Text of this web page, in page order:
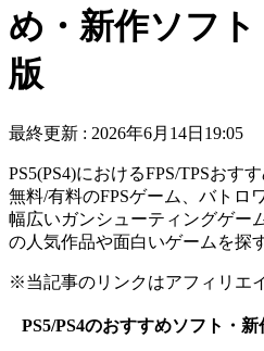
め・新作ソフト
版
最終更新 : 2026年6月14日19:05
PS5(PS4)におけるFPS/TPSおす
無料/有料のFPSゲーム、バトロ
幅広いガンシューティングゲー
の人気作品や面白いゲームを探
※当記事のリンクはアフィリエ
PS5/PS4のおすすめソフト・